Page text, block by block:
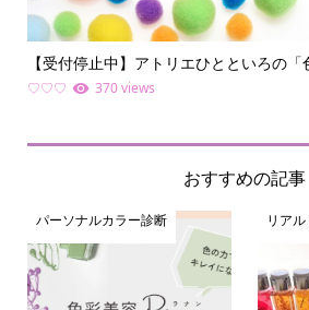
【受付停止中】アトリエひとといろの
♡♡♡ 370 views
おすすめの記事
パーソナルカラー診断 リア